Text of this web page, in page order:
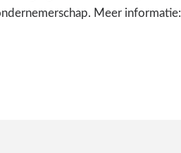
Meer informatie: